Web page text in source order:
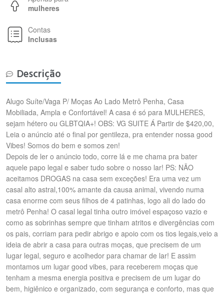
mulheres
Contas
Inclusas
Descrição
Alugo Suíte/Vaga P/ Moças Ao Lado Metrô Penha, Casa
Mobiliada, Ampla e Confortável! A casa é só para MULHERES,
sejam hétero ou GLBTQIA+! OBS: VG SUITE Á Partir de $420,00,
Leia o anúncio até o final por gentileza, pra entender nossa good
Vibes! Somos do bem e somos zen!
Depois de ler o anúncio todo, corre lá e me chama pra bater
aquele papo legal e saber tudo sobre o nosso lar! PS: NÃO
aceitamos DROGAS na casa sem exceções! Era uma vez um
casal alto astral,100% amante da causa animal, vivendo numa
casa enorme com seus filhos de 4 patinhas, logo ali do lado do
metrô Penha! O casal legal tinha outro imóvel espaçoso vazio e
como as sobrinhas sempre que tinham atritos e divergências com
os pais, corriam para pedir abrigo e apoio com os tios legais,veio a
ideia de abrir a casa para outras moças, que precisem de um
lugar legal, seguro e acolhedor para chamar de lar! E assim
montamos um lugar good vibes, para receberem moças que
tenham a mesma energia positiva e precisem de um lugar do
bem, higiênico e organizado, com segurança e conforto, mas que